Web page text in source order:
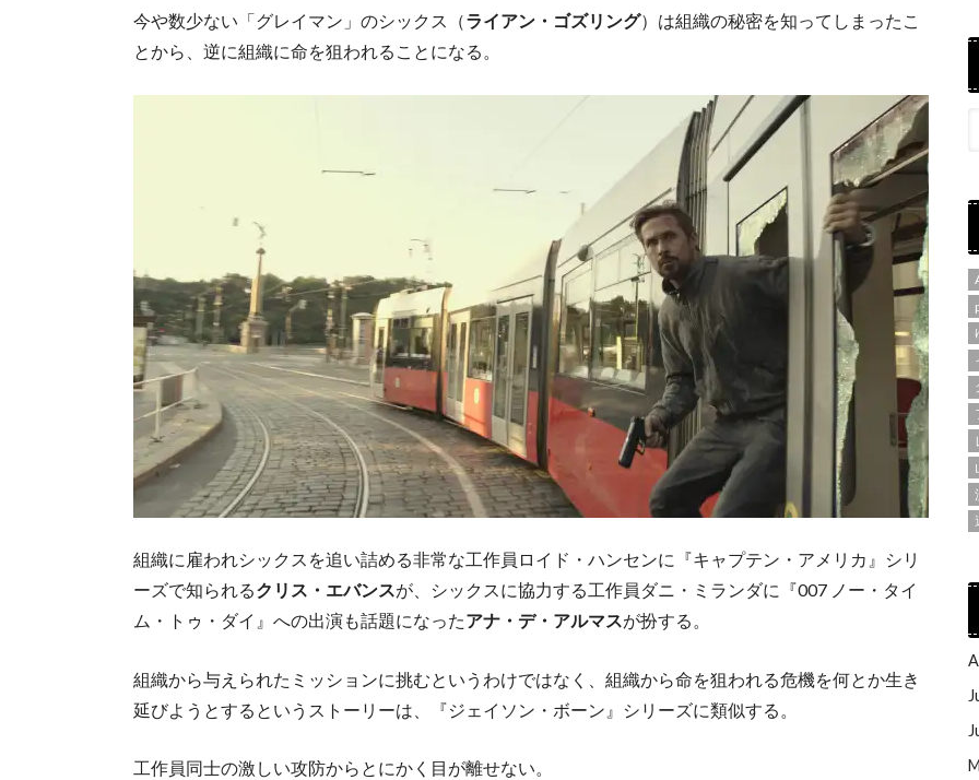
今や数少ない「グレイマン」のシックス（ライアン・ゴズリング）は組織の秘密を知ってしまったこ
とから、逆に組織に命を狙われることになる。
組織に雇われシックスを追い詰める非常な工作員ロイド・ハンセンに『キャプテン・アメリカ』シリ
ーズで知られるクリス・エバンスが、シックスに協力する工作員ダニ・ミランダに『007 ノー・タイ
ム・トゥ・ダイ』への出演も話題になったアナ・デ・アルマスが扮する。
組織から与えられたミッションに挑むというわけではなく、組織から命を狙われる危機を何とか生き
延びようとするというストーリーは、『ジェイソン・ボーン』シリーズに類似する。
工作員同士の激しい攻防からとにかく目が離せない。